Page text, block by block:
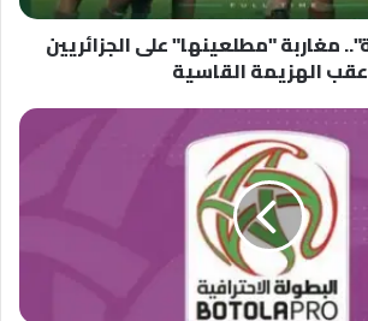
مغاربة "مطلعينها" على الجزائريين
عقب الهزيمة القاسية